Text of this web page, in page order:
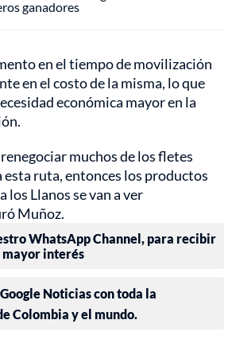
ganadores
en el tiempo de movilización
en el costo de la misma, lo que
económica mayor en la
muchos de los fletes
ruta, entonces los productos
los Llanos se van a ver
Muñoz.
WhatsApp Channel, para recibir
mayor interés
Noticias con toda la
Colombia y el mundo.